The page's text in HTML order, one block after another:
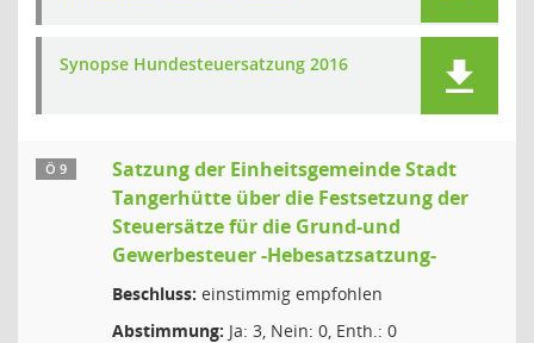
Synopse Hundesteuersatzung 2016
Ö 9
Satzung der Einheitsgemeinde Stadt
Tangerhütte über die Festsetzung der
Steuersätze für die Grund-und
Gewerbesteuer -Hebesatzsatzung-
Beschluss: einstimmig empfohlen
Abstimmung: Ja: 3, Nein: 0, Enth.: 0